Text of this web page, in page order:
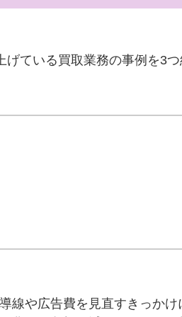
げている買取業務の事例を3
線や広告費を見直すきっか